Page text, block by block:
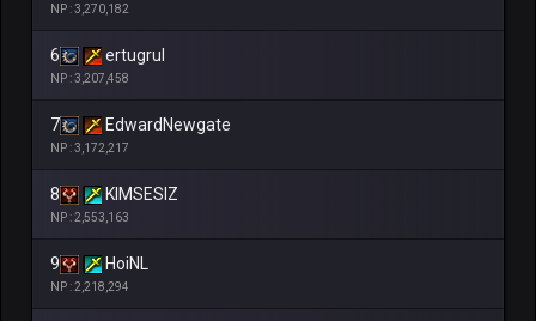
NP : 3,270,182
6 ertugrul
NP : 3,207,458
7 EdwardNewgate
NP : 3,172,217
8 KIMSESIZ
NP : 2,553,163
9 HoiNL
NP : 2,218,294